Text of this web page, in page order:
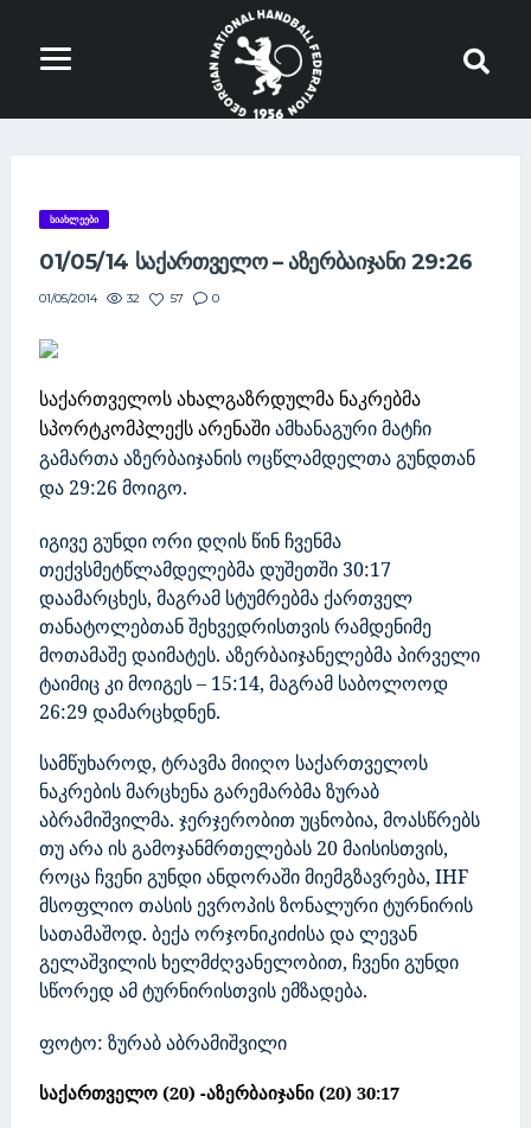
ᲡᲘᲐᲮᲚᲔᲔᲑᲘ
01/05/14 ᲡᲐᲥᲐᲠᲗᲕᲔᲚᲝ – ᲐᲖᲔᲠᲑᲐᲘᲯᲐᲜᲘ 29:26
01/05/2014 32 57 0
საქართველოს ახალგაზრდულმა ნაკრებმა
სპორტკომპლექს არენაშიამხანაგური მატჩი
გამართა აზერბაიჯანის ოცწლამდელთა გუნდთან
და 29:26 მოიგო.
იგივე გუნდი ორი დღის წინ ჩვენმა
თექვსმეტწლამდელებმა დუშეთში 30:17
დაამარცხეს, მაგრამ სტუმრებმა ქართველ
თანატოლებთან შეხვედრისთვის რამდენიმე
მოთამაშე დაიმატეს. აზერბაიჯანელებმა პირველი
ტაიმიც კი მოიგეს – 15:14, მაგრამ საბოლოოდ
26:29 დამარცხდნენ.
სამწუხაროდ, ტრავმა მიიღო საქართველოს
ნაკრების მარცხენა გარემარბმა ზურაბ
აბრამიშვილმა. ჯერჯერობით უცნობია, მოასწრებს
თუ არა ის გამოჯანმრთელებას 20 მაისისთვის,
როცა ჩვენი გუნდი ანდორაში მიემგზავრება, IHF
მსოფლიო თასის ევროპის ზონალური ტურნირის
სათამაშოდ. ბექა ორჯონიკიძისა და ლევან
გელაშვილის ხელმძღვანელობით, ჩვენი გუნდი
სწორედ ამ ტურნირისთვის ემზადება.
ფოტო: ზურაბ აბრამიშვილი
საქართველო (20) -აზერბაიჯანი (20) 30:17